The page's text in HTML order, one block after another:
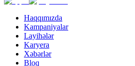
Haqqımızda
Kampaniyalar
Layihələr
Karyera
Xəbərlər
Bloq